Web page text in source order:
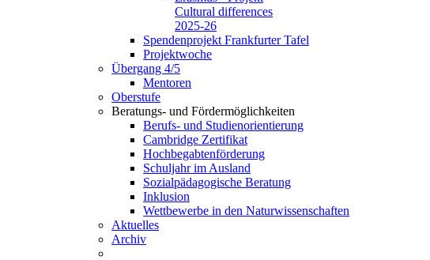
Cultural differences
2025-26
Spendenprojekt Frankfurter Tafel
Projektwoche
Übergang 4/5
Mentoren
Oberstufe
Beratungs- und Fördermöglichkeiten
Berufs- und Studienorientierung
Cambridge Zertifikat
Hochbegabtenförderung
Schuljahr im Ausland
Sozialpädagogische Beratung
Inklusion
Wettbewerbe in den Naturwissenschaften
Aktuelles
Archiv